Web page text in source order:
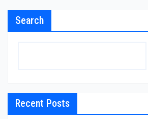
Search
Recent Posts